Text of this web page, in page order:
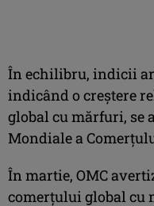
În echilibru, indicii
indicând o creştere
global cu mărfuri, se
Mondiale a
În martie, OMC
comerţului global